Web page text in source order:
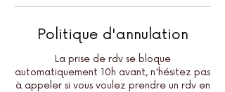
Politique d'annulation
La prise de rdv se bloque
automatiquement 10h avant, n'hésitez pas
à appeler si vous voulez prendre un rdv en